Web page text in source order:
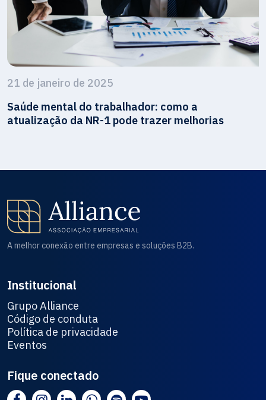
21 de janeiro de 2025
Saúde mental do trabalhador: como a
atualização da NR-1 pode trazer melhorias
A melhor conexão entre empresas e soluções B2B.
Institucional
Grupo Alliance
Código de conduta
Política de privacidade
Eventos
Fique conectado